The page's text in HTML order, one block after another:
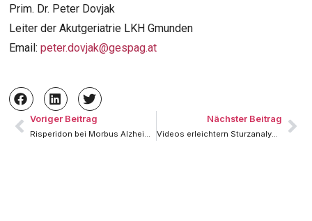
Prim. Dr. Peter Dovjak
Leiter der Akutgeriatrie LKH Gmunden
Email:peter.dovjak@gespag.at
Voriger Beitrag
Risperidon bei Morbus Alzheimer
Nächster Beitrag
Videos erleichtern Sturzanalysen und sekundäre Sturzprävention